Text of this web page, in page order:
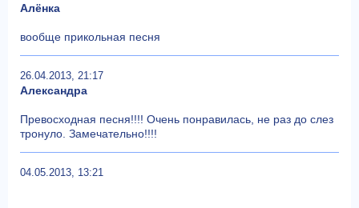
Алёнка
вообще прикольная песня
26.04.2013, 21:17
Александра
Превосходная песня!!!! Очень понравилась, не раз до слез
тронуло. Замечательно!!!!
04.05.2013, 13:21